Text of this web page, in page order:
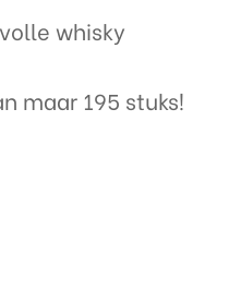
whisky
maar 195 stuks!